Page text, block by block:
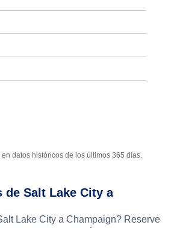
datos históricos de los últimos 365 días.
de Salt Lake City a
Lake City a Champaign? Reserve